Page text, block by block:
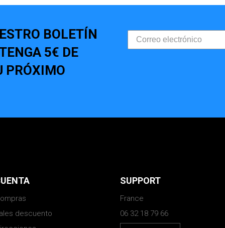
BOLETÍN
5€ DE
PRÓXIMO
descuento
SUPPORT
France
06 32 18 79 66